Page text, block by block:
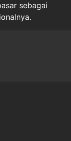
sebagai